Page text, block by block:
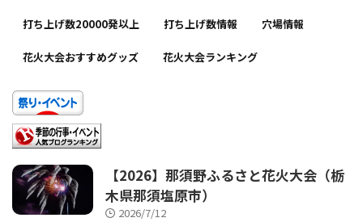
打ち上げ数20000発以上 打ち上げ数情報 穴場情報
花火大会おすすめグッズ 花火大会ランキング
【2026】那須野ふるさと花火大会（栃
木県那須塩原市）
2026/7/12